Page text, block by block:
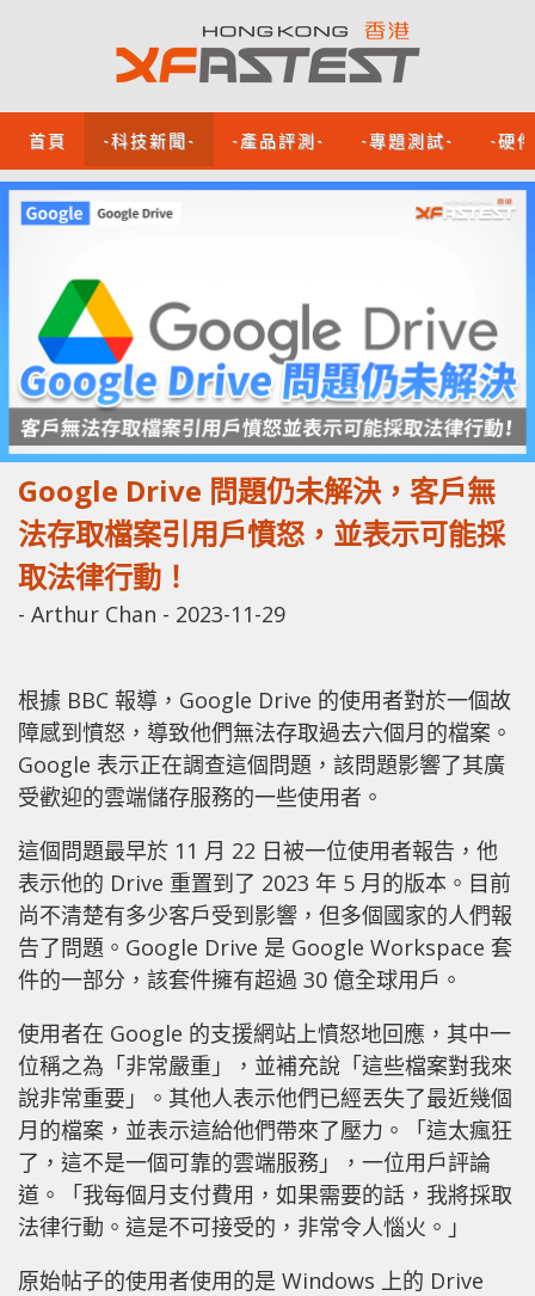
首頁 -科技新聞- -產品評測- -專題測試- -硬
Google Drive 問題仍未解決，客戶無
法存取檔案引用戶憤怒，並表示可能採
取法律行動！
- Arthur Chan - 2023-11-29
根據 BBC 報導，Google Drive 的使用者對於一個故
障感到憤怒，導致他們無法存取過去六個月的檔案。
Google 表示正在調查這個問題，該問題影響了其廣
受歡迎的雲端儲存服務的一些使用者。
這個問題最早於 11 月 22 日被一位使用者報告，他
表示他的 Drive 重置到了 2023 年 5 月的版本。目前
尚不清楚有多少客戶受到影響，但多個國家的人們報
告了問題。Google Drive 是 Google Workspace 套
件的一部分，該套件擁有超過 30 億全球用戶。
使用者在 Google 的支援網站上憤怒地回應，其中一
位稱之為「非常嚴重」，並補充說「這些檔案對我來
說非常重要」。其他人表示他們已經丟失了最近幾個
月的檔案，並表示這給他們帶來了壓力。「這太瘋狂
了，這不是一個可靠的雲端服務」，一位用戶評論
道。「我每個月支付費用，如果需要的話，我將採取
法律行動。這是不可接受的，非常令人惱火。」
原始帖子的使用者使用的是 Windows 上的 Drive